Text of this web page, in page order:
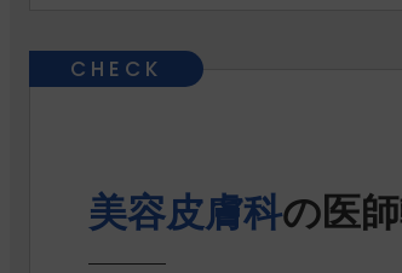
美容皮膚科の医